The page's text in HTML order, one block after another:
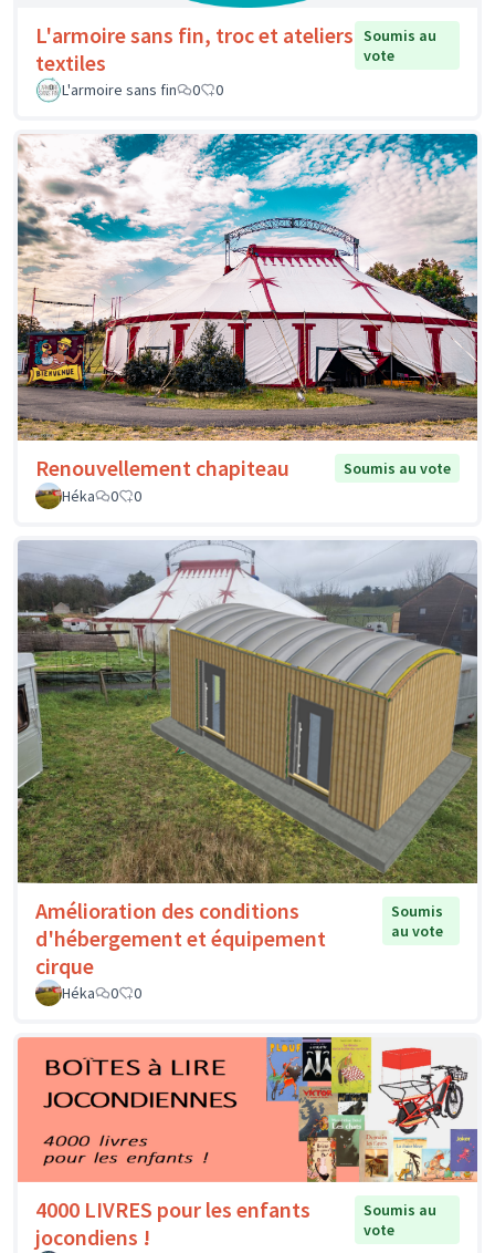
L'armoire sans fin, troc et ateliers
textiles
Soumis au
vote
L'armoire sans fin
0 0
Renouvellement chapiteau
Soumis au vote
Héka
0 0
Amélioration des conditions
d'hébergement et équipement
cirque
Soumis
au vote
Héka 0 0
4000 LIVRES pour les enfants
jocondiens !
Soumis au
vote